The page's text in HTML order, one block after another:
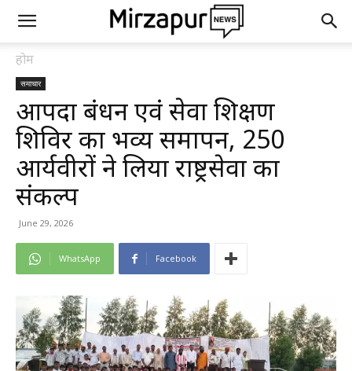
होम
समाचार
आपदा प्रबंधन एवं सेवा प्रशिक्षण
शिविर का भव्य समापन, 250
आर्यवीरों ने लिया राष्ट्रसेवा का
संकल्प
June 29, 2026
WhatsApp Facebook